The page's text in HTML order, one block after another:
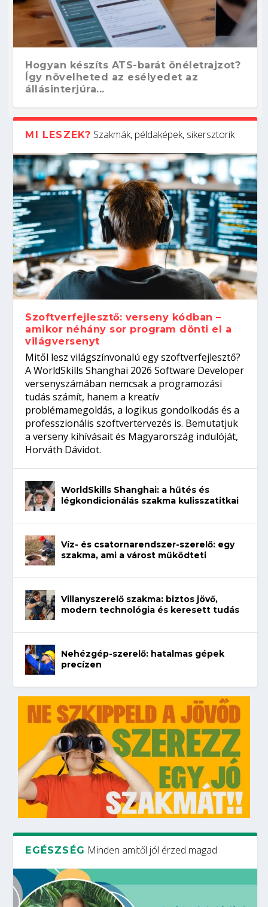
Hogyan készíts ATS-barát önéletrajzot?
Így növelheted az esélyedet az
állásinterjúra...
Kitalálod, mire használják ezeket a
gépeket?
Nem sikerült az egyetemi felvételi?
Tanulj szakmát!
Szoftverfejlesztő: verseny kódban –
amikor néhány sor program dönti el a
világversenyt...
Digitális detox – hogyan kapcsolódj ki
telefon nélkül?
MI LESZEK? Szakmák, példaképek, sikersztorik
Szoftverfejlesztő: verseny kódban –
amikor néhány sor program dönti el a
világversenyt
Mitől lesz világszínvonalú egy szoftverfejlesztő?
A WorldSkills Shanghai 2026 Software Developer
versenyszámában nemcsak a programozási
tudás számít, hanem a kreatív
problémamegoldás, a logikus gondolkodás és a
professzionális szoftvertervezés is. Bemutatjuk
a verseny kihívásait és Magyarország indulóját,
Horváth Dávidot.
WorldSkills Shanghai: a hűtés és
légkondicionálás szakma kulisszatitkai
Víz- és csatornarendszer-szerelő: egy
szakma, ami a várost működteti
Villanyszerelő szakma: biztos jövő,
modern technológia és keresett tudás
Nehézgép-szerelő: hatalmas gépek
precízen
EGÉSZSÉG Minden amitől jól érzed magad